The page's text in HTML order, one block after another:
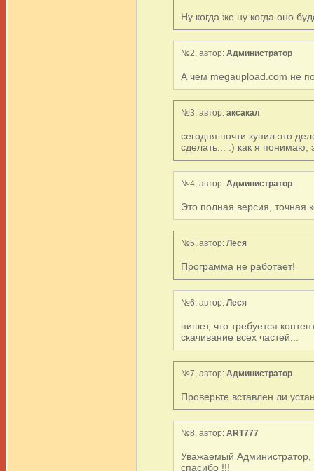
Ну когда же ну когда оно
№2, автор: Администратор
А чем megaupload.com не
№3, автор: аксакал
сегодня почти купил это
сделать... :) как я понимаю,
№4, автор: Администратор
Это полная версия, точная
№5, автор: Леся
Программа не работает!
№6, автор: Леся
пишет, что требуется
скачивание всех частей...
№7, автор: Администратор
Проверьте вставлен ли
№8, автор: ART777
Уважаемый Администратор,
спасибо !!!